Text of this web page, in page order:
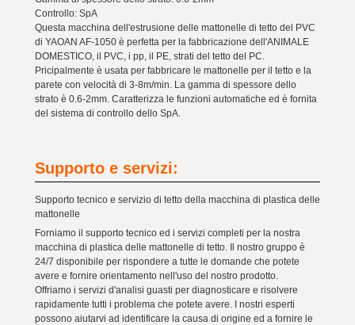
Controllo: SpA
Questa macchina dell'estrusione delle mattonelle di tetto del PVC
di YAOAN AF-1050 è perfetta per la fabbricazione dell'ANIMALE
DOMESTICO, il PVC, i pp, il PE, strati del tetto del PC.
Pricipalmente è usata per fabbricare le mattonelle per il tetto e la
parete con velocità di 3-8m/min. La gamma di spessore dello
strato è 0.6-2mm. Caratterizza le funzioni automatiche ed è fornita
del sistema di controllo dello SpA.
Supporto e servizi:
Supporto tecnico e servizio di tetto della macchina di plastica delle
mattonelle
Forniamo il supporto tecnico ed i servizi completi per la nostra
macchina di plastica delle mattonelle di tetto. Il nostro gruppo è
24/7 disponibile per rispondere a tutte le domande che potete
avere e fornire orientamento nell'uso del nostro prodotto.
Offriamo i servizi d'analisi guasti per diagnosticare e risolvere
rapidamente tutti i problema che potete avere. I nostri esperti
possono aiutarvi ad identificare la causa di origine ed a fornire le